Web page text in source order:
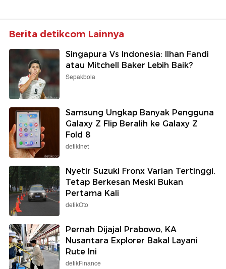
Berita detikcom Lainnya
Singapura Vs Indonesia: Ilhan Fandi
atau Mitchell Baker Lebih Baik?
Sepakbola
Samsung Ungkap Banyak Pengguna
Galaxy Z Flip Beralih ke Galaxy Z
Fold 8
detikInet
Nyetir Suzuki Fronx Varian Tertinggi,
Tetap Berkesan Meski Bukan
Pertama Kali
detikOto
Pernah Dijajal Prabowo, KA
Nusantara Explorer Bakal Layani
Rute Ini
detikFinance